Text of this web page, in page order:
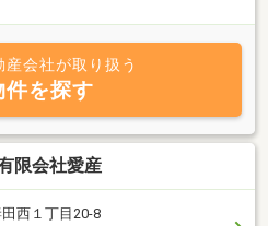
産会社が取り扱う
件を探す
限会社愛産
西１丁目20-8